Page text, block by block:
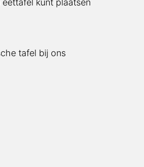
kunt plaatsen
bij ons bestellen.